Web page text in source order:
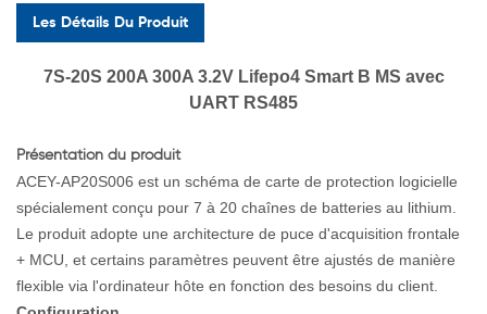
Les Détails Du Produit
7S-20S 200A 300A 3.2V Lifepo4 Smart B MS avec
UART RS485
Présentation du produit
ACEY-AP20S006 est un schéma de carte de protection logicielle
spécialement conçu pour 7 à 20 chaînes de batteries au lithium.
Le produit adopte une architecture de puce d'acquisition frontale
+ MCU, et certains paramètres peuvent être ajustés de manière
flexible via l'ordinateur hôte en fonction des besoins du client.